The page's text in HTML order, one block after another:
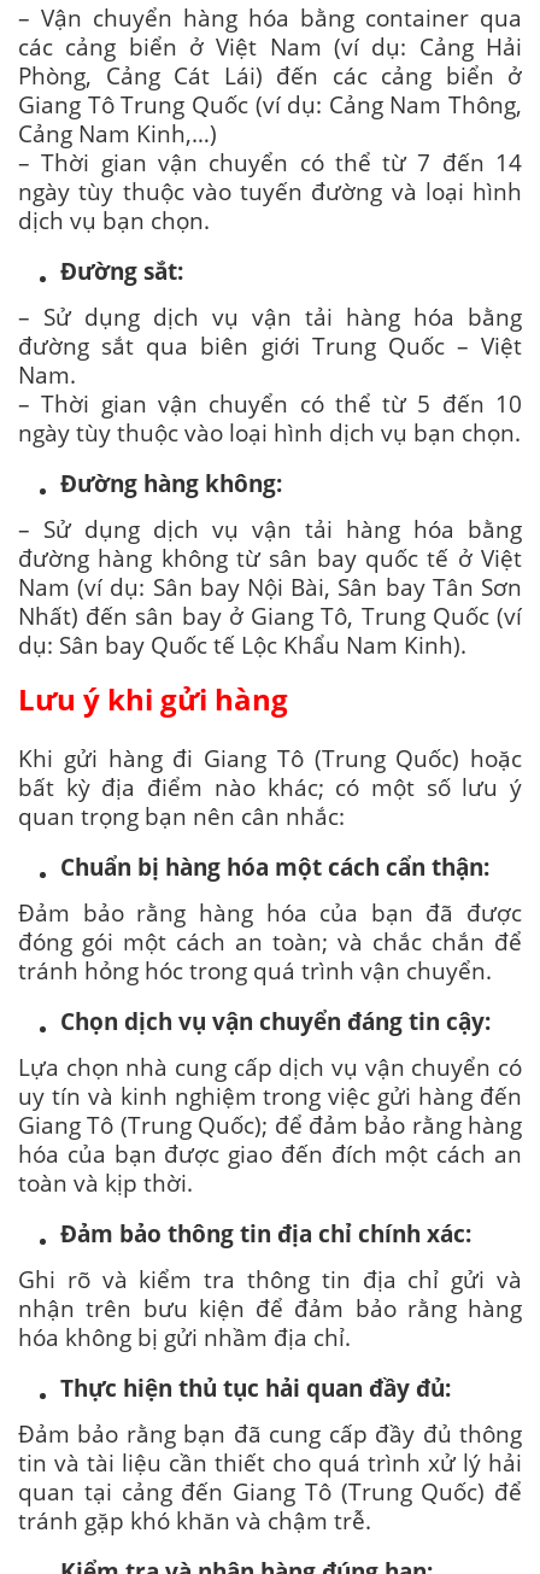
– Vận chuyển hàng hóa bằng container qua
các cảng biển ở Việt Nam (ví dụ: Cảng Hải
Phòng, Cảng Cát Lái) đến các cảng biển ở
Giang Tô Trung Quốc (ví dụ: Cảng Nam Thông,
Cảng Nam Kinh,…)
– Thời gian vận chuyển có thể từ 7 đến 14
ngày tùy thuộc vào tuyến đường và loại hình
dịch vụ bạn chọn.
Đường sắt:
– Sử dụng dịch vụ vận tải hàng hóa bằng
đường sắt qua biên giới Trung Quốc – Việt
Nam.
– Thời gian vận chuyển có thể từ 5 đến 10
ngày tùy thuộc vào loại hình dịch vụ bạn chọn.
Đường hàng không:
– Sử dụng dịch vụ vận tải hàng hóa bằng
đường hàng không từ sân bay quốc tế ở Việt
Nam (ví dụ: Sân bay Nội Bài, Sân bay Tân Sơn
Nhất) đến sân bay ở Giang Tô, Trung Quốc (ví
dụ: Sân bay Quốc tế Lộc Khẩu Nam Kinh).
Lưu ý khi gửi hàng
Khi gửi hàng đi Giang Tô (Trung Quốc) hoặc
bất kỳ địa điểm nào khác; có một số lưu ý
quan trọng bạn nên cân nhắc:
Chuẩn bị hàng hóa một cách cẩn thận:
Đảm bảo rằng hàng hóa của bạn đã được
đóng gói một cách an toàn; và chắc chắn để
tránh hỏng hóc trong quá trình vận chuyển.
Chọn dịch vụ vận chuyển đáng tin cậy:
Lựa chọn nhà cung cấp dịch vụ vận chuyển có
uy tín và kinh nghiệm trong việc gửi hàng đến
Giang Tô (Trung Quốc); để đảm bảo rằng hàng
hóa của bạn được giao đến đích một cách an
toàn và kịp thời.
Đảm bảo thông tin địa chỉ chính xác:
Ghi rõ và kiểm tra thông tin địa chỉ gửi và
nhận trên bưu kiện để đảm bảo rằng hàng
hóa không bị gửi nhầm địa chỉ.
Thực hiện thủ tục hải quan đầy đủ:
Đảm bảo rằng bạn đã cung cấp đầy đủ thông
tin và tài liệu cần thiết cho quá trình xử lý hải
quan tại cảng đến Giang Tô (Trung Quốc) để
tránh gặp khó khăn và chậm trễ.